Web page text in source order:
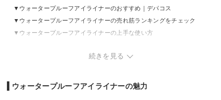
ウォータープルーフアイライナーのおすすめ｜デパコス
ウォータープルーフアイライナーの売れ筋ランキングをチェック
ウォータープルーフアイライナーの上手な使い方
続きを見る
ウォータープルーフアイライナーの魅力